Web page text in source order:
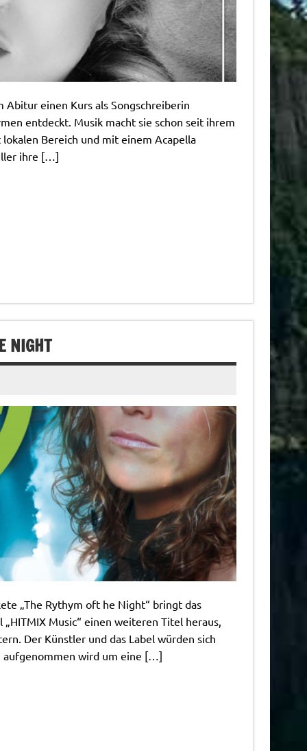
Abitur einen Kurs als Songschreiberin
entdeckt. Musik macht sie schon seit ihrem
Bereich und mit einem Acapella
ihre […]
NIGHT
„The Rythym oft he Night“ bringt das
Music“ einen weiteren Titel heraus,
Der Künstler und das Label würden sich
aufgenommen wird um eine […]